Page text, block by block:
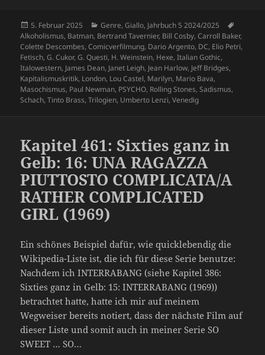
Veröffentlicht
am
5. Februar 2025 Kategorien
Genre,Giallo, Jahrbuch 5 2024/2025
Alkoholismus, Batman, Bertrand Tavernier, Bill Cosby,Carroll Baker,
Colette Descombes,Comicverfilmung, Dario Argento, DC, Elio Petri,
Fetisch,G. Cukor,G. Questi, H. Weinstein, Hexe,Italian Gothic,
Italowestern, James Dean, Janet Leigh, Jean Harlow, Jeff Bridges,
Kapitalismuskritik, London, Lou Castel, Marilyn, Mario Bava,
Masochismus, Paul Newman, PSYCHO, Rolling Stones,Sadismus,
Schach,Tinto Brass,Trilogien, Umberto Lenzi,Venedig
Kapitel 461: Sixties ganz in
Gelb: 16: UNA RAGAZZA
PIUTTOSTO COMPLICATA/A
RATHER COMPLICATED
GIRL (1969)
Ein schönes Beispiel dafür, wie quicklebendig die
Wikipedia-Liste ist, die ich für diese Serie benutze:
Nachdem ich INTERRABANG (siehe Kapitel 386:
Sixties ganz in Gelb: 15: INTERRABANG (1969))
betrachtet hatte, hatte ich mir auf meinem
Wegweiser bereits notiert, dass der nächste Film auf
dieser Liste und somit auch in meiner Serie SO
SWEET … SO…